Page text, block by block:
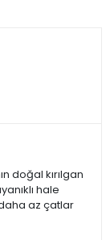
doğal kırılgan
hale
az çatlar